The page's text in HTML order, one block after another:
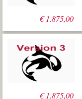
€1.875,00
€1.875,00